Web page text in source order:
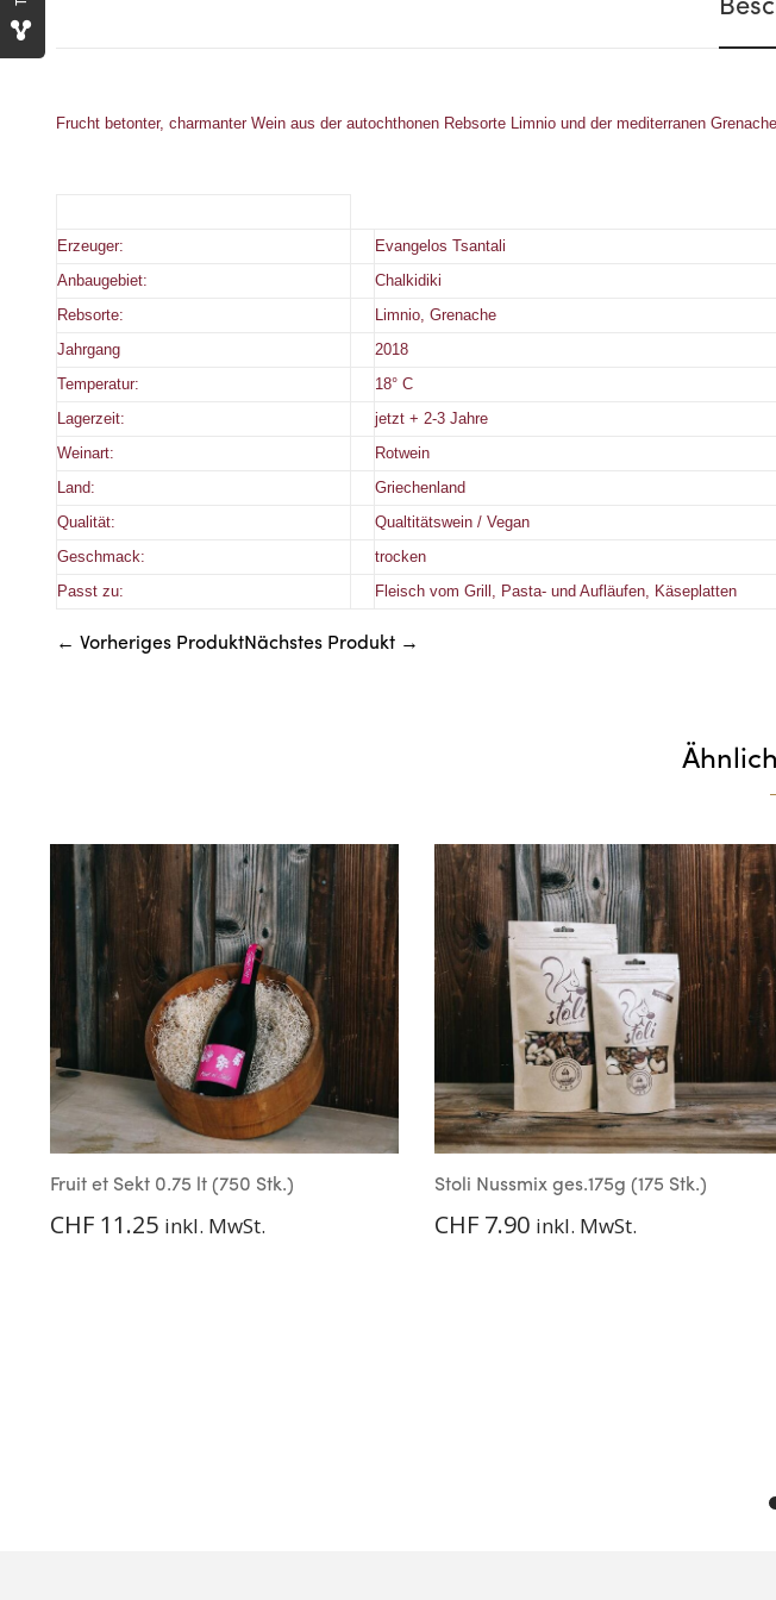
Frucht betonter, charmanter Wein aus der autochthonen Rebsorte Limnio und der mediterranen
Erzeuger:
Evangelos Tsantali
Anbaugebiet:
Chalkidiki
Rebsorte:
Limnio, Grenache
Jahrgang
2018
Temperatur:
18° C
Lagerzeit:
jetzt + 2-3 Jahre
Weinart:
Rotwein
Land:
Griechenland
Qualität:
Qualtitätswein / Vegan
Geschmack:
trocken
Passt zu:
Fleisch vom Grill, Pasta- und Aufläufen, Käseplatten
← Vorheriges ProduktNächstes Produkt →
Fruit et Sekt 0.75 lt (750 Stk.)
CHF 11.25 inkl. MwSt.
Stoli Nussmix ges.175g (175 Stk.)
CHF7.90 inkl. MwSt.